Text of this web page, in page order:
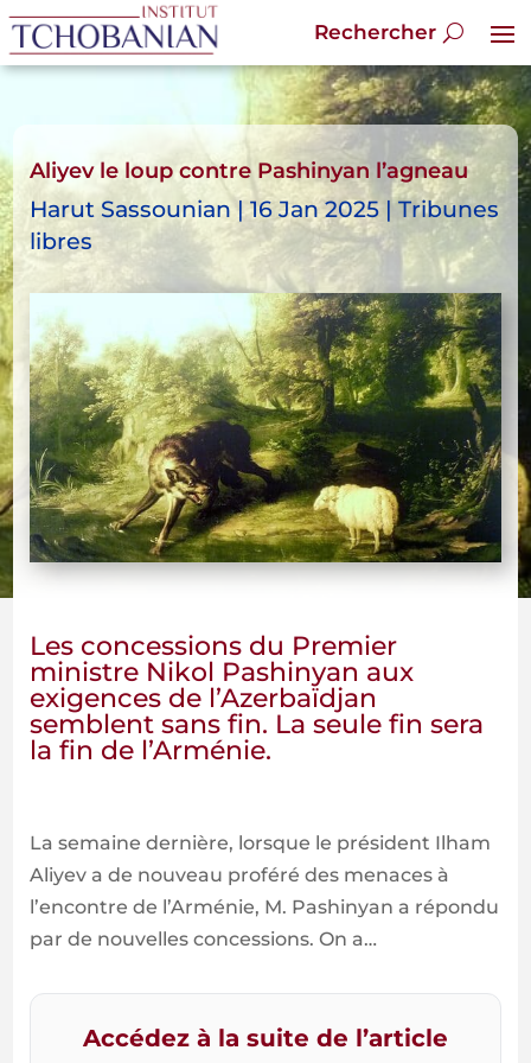
Aliyev le loup contre Pashinyan l’agneau
Harut Sassounian | 16 Jan 2025 | Tribunes
libres
Les concessions du Premier
ministre Nikol Pashinyan aux
exigences de l’Azerbaïdjan
semblent sans fin. La seule fin sera
la fin de l’Arménie.
La semaine dernière, lorsque le président Ilham
Aliyev a de nouveau proféré des menaces à
l’encontre de l’Arménie, M. Pashinyan a répondu
par de nouvelles concessions. On a…
Accédez à la suite de l’article